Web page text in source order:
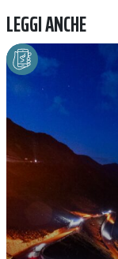
LEGGI ANCHE